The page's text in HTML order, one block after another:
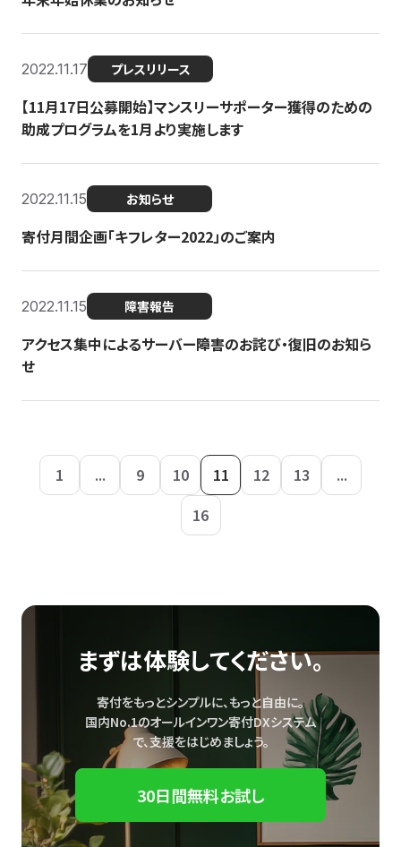
2022.11.17 プレスリリース
【11月17日公募開始】マンスリーサポーター獲得のための
助成プログラムを1月より実施します
2022.11.15 お知らせ
寄付月間企画「キフレター2022」のご案内
2022.11.15 障害報告
アクセス集中によるサーバー障害のお詫び・復旧のお知ら
せ
1 ... 9 10 11 12 13
...
16
まずは体験してください。
寄付をもっとシンプルに、もっと自由に。
国内No.1のオールインワン寄付DXシステム
で、支援をはじめましょう。
30日間無料お試し